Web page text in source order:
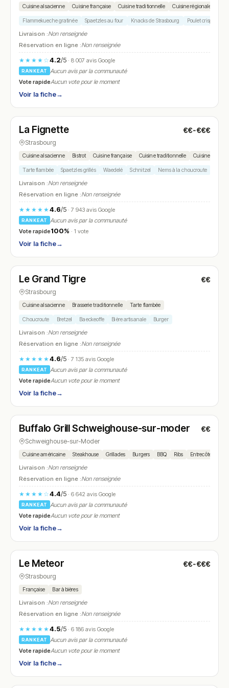
Cuisine alsacienne Cuisine française Cuisine traditionnelle Cuisine régionale
Flammekueche gratinée Spaetzles au four Knacks de Strasbourg Poulet crispy
Livraison :Non renseignée
Réservation en ligne :Non renseignée
★★★★☆4.2/5· 8 007 avis Google
RANKEAT
Aucun avis par la communauté
Vote rapideAucun vote pour le moment
Voir la fiche→
N° 20
La Fignette €€-€€€
Strasbourg
Cuisine alsacienne Bistrot Cuisine française Cuisine traditionnelle Cuisine
Tarte flambée Spaetzles grillés Waedelé Schnitzel Nems à la choucroute
Livraison :Non renseignée
Réservation en ligne :Non renseignée
★★★★★4.6/5· 7 943 avis Google
RANKEAT
Aucun avis par la communauté
Vote rapide100% · 1 vote
Voir la fiche→
N° 21
Le Grand Tigre €€
Strasbourg
Cuisine alsacienne Brasserie traditionnelle Tarte flambée
Choucroute Bretzel Baeckeoffe Bière artisanale Burger
Livraison :Non renseignée
Réservation en ligne :Non renseignée
★★★★★4.6/5· 7 135 avis Google
RANKEAT
Aucun avis par la communauté
Vote rapideAucun vote pour le moment
Voir la fiche→
N° 22
Buffalo Grill Schweighouse-sur-moder €€
Schweighouse-sur-Moder
Cuisine américaine Steakhouse Grillades Burgers BBQ Ribs Entrecôte
Livraison :Non renseignée
Réservation en ligne :Non renseignée
★★★★☆4.4/5· 6 642 avis Google
RANKEAT
Aucun avis par la communauté
Vote rapideAucun vote pour le moment
Voir la fiche→
N° 23
Le Meteor €€-€€€
Strasbourg
Française Bar à bières
Livraison :Non renseignée
Réservation en ligne :Non renseignée
★★★★★4.5/5· 6 186 avis Google
RANKEAT
Aucun avis par la communauté
Vote rapideAucun vote pour le moment
Voir la fiche→